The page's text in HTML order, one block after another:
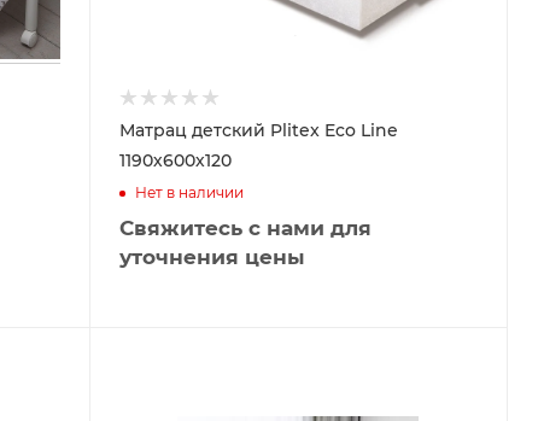
Матрац детский Plitex Eco Line
1190х600х120
Нет в наличии
Свяжитесь с нами для
уточнения цены